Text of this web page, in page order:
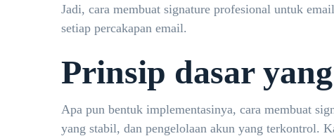
Jadi, cara membuat signature profesional untuk
setiap percakapan email.
Prinsip dasar
Apa pun bentuk implementasinya, cara membuat
yang stabil, dan pengelolaan akun yang terkontrol.